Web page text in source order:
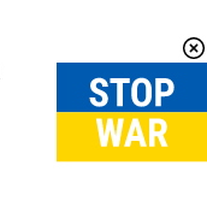
Вгору↑